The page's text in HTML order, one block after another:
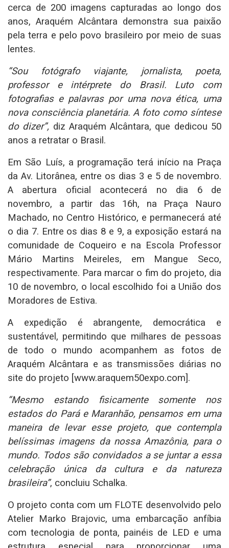
cerca de 200 imagens capturadas ao longo dos
anos, Araquém Alcântara demonstra sua paixão
pela terra e pelo povo brasileiro por meio de suas
lentes.
“Sou fotógrafo viajante, jornalista, poeta,
professor e intérprete do Brasil. Luto com
fotografias e palavras por uma nova ética, uma
nova consciência planetária. A foto como síntese
do dizer”, diz Araquém Alcântara, que dedicou 50
anos a retratar o Brasil.
Em São Luís, a programação terá início na Praça
da Av. Litorânea, entre os dias 3 e 5 de novembro.
A abertura oficial acontecerá no dia 6 de
novembro, a partir das 16h, na Praça Nauro
Machado, no Centro Histórico, e permanecerá até
o dia 7. Entre os dias 8 e 9, a exposição estará na
comunidade de Coqueiro e na Escola Professor
Mário Martins Meireles, em Mangue Seco,
respectivamente. Para marcar o fim do projeto, dia
10 de novembro, o local escolhido foi a União dos
Moradores de Estiva.
A expedição é abrangente, democrática e
sustentável, permitindo que milhares de pessoas
de todo o mundo acompanhem as fotos de
Araquém Alcântara e as transmissões diárias no
site do projeto [www.araquem50expo.com].
“Mesmo estando fisicamente somente nos
estados do Pará e Maranhão, pensamos em uma
maneira de levar esse projeto, que contempla
belíssimas imagens da nossa Amazônia, para o
mundo. Todos são convidados a se juntar a essa
celebração única da cultura e da natureza
brasileira”, concluiu Schalka.
O projeto conta com um FLOTE desenvolvido pelo
Atelier Marko Brajovic, uma embarcação anfíbia
com tecnologia de ponta, painéis de LED e uma